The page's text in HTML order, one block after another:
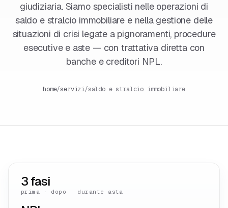
giudiziaria. Siamo specialisti nelle operazioni di
saldo e stralcio immobiliare e nella gestione delle
situazioni di crisi legate a pignoramenti, procedure
esecutive e aste — con trattativa diretta con
banche e creditori NPL.
home/servizi/saldo e stralcio immobiliare
3 fasi
prima · dopo · durante asta